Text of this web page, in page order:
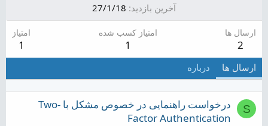
آخرین بازدید 27/1/18
ارسال ها
2
امتیاز کسب شده
1
امتیاز
1
ارسال ها درباره
S
درخواست راهنمایی در خصوص مشکل با Two-
Factor Authentication